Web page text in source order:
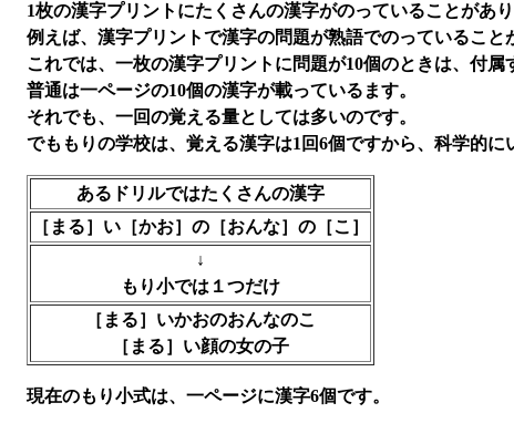
1枚の漢字プリントにたくさんの漢字がのっていることがあり
例えば、漢字プリントで漢字の問題が熟語でのっていること
これでは、一枚の漢字プリントに問題が10個のときは、付
普通は一ページの10個の漢字が載っているます。
それでも、一回の覚える量としては多いのです。
でももりの学校は、覚える漢字は1回6個ですから、科学的に
あるドリルではたくさんの漢字
［まる］い［かお］の［おんな］の［こ］
↓
もり小では１つだけ
［まる］いかおのおんなのこ
［まる］い顔の女の子
現在のもり小式は、一ページに漢字6個です。